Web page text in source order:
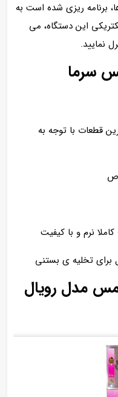
برنامه ریزی شده است به
این دستگاه، می
نمایید.
سرما
قطعات با توجه به
نرم و با کیفیت
برای تخلیه ی بستنی
مدل رویال